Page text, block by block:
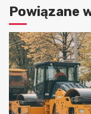
Powiązane